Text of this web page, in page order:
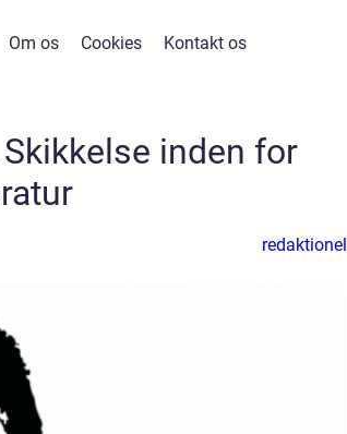
Om os Cookies Kontakt os
inden for
redaktionel